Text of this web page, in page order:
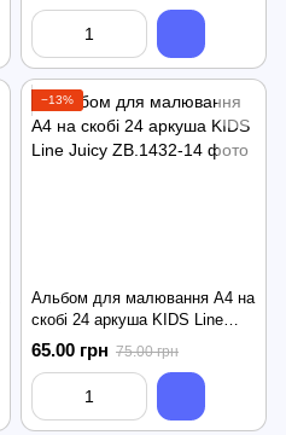
−13%
Альбом для малювання А4 на
скобі 24 аркуша KIDS Line
Juicy
65.00 грн 75.00 грн